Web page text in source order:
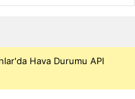
Hava Durumu API